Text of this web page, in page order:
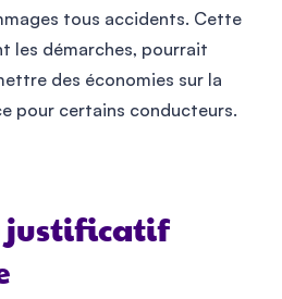
tous accidents. Cette
les démarches, pourrait
des économies sur la
pour certains conducteurs.
justificatif